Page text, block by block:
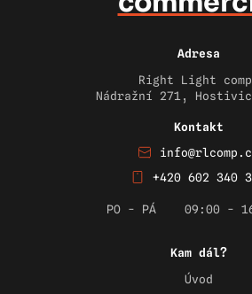
Adresa
Right Light
Nádražní 271,
Kontakt
+420 602 340
PO - PÁ 09:00 -
Kam dál?
Úvod